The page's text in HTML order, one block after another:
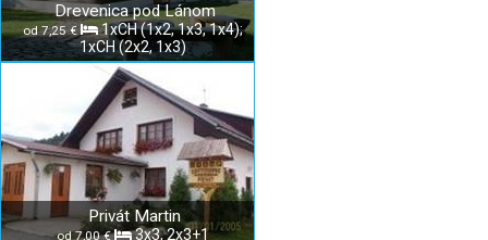
Drevenica pod Lánom
od 7,25 €
1xCH (1x2, 1x3, 1x4);
1xCH (2x2, 1x3)
Privát Martin
od 7,00 € 3x3, 2x3+1